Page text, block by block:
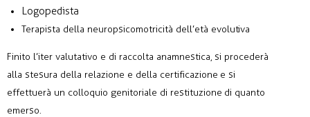
Logopedista
Terapista della neuropsicomotricità dell’età evolutiva
Finito l’iter valutativo e di raccolta anamnestica, si procederà
alla stesura della relazione e della certificazione e si
effettuerà un colloquio genitoriale di restituzione di quanto
emerso.